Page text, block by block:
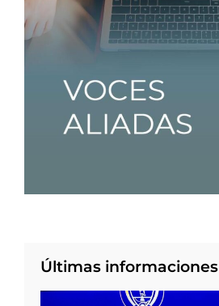
Últimas informaciones